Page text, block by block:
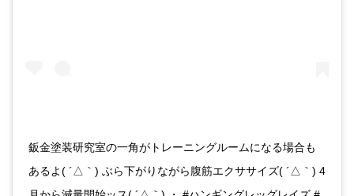
鈑金塗装研究室の一角がトレーニングルームになる場合も
あるよ( ´△｀) ぶら下がりながら腹筋エクササイズ( ´△｀) 4